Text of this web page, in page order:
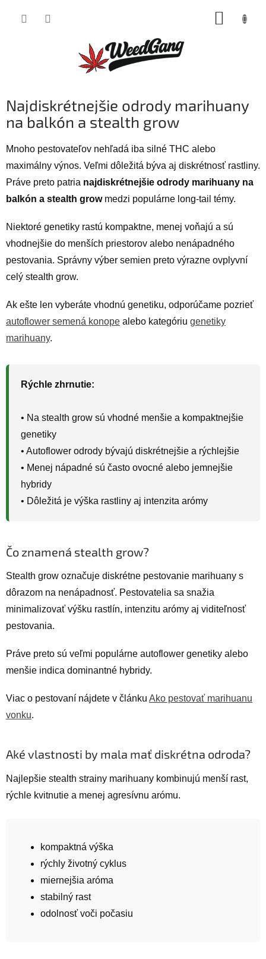
Najdiskrétnejšie odrody marihuany
na balkón a stealth grow
Mnoho pestovateľov nehľadá iba silné THC alebo
maximálny výnos. Veľmi dôležitá býva aj diskrétnosť rastliny.
Práve preto patria najdiskrétnejšie odrody marihuany na
balkón a stealth growmedzi populárne long-tail témy.
Niektoré genetiky rastú kompaktne, menej voňajú a sú
vhodnejšie do menších priestorov alebo nenápadného
pestovania. Správny výber semien preto výrazne ovplyvní
celý stealth grow.
Ak ešte len vyberáte vhodnú genetiku, odporúčame pozrieť
autoflower semená konope alebo kategóriu genetiky
marihuany.
Rýchle zhrnutie:
• Na stealth grow sú vhodné menšie a kompaktnejšie
genetiky
• Autoflower odrody bývajú diskrétnejšie a rýchlejšie
• Menej nápadné sú často ovocné alebo jemnejšie
hybridy
• Dôležitá je výška rastliny aj intenzita arómy
Čo znamená stealth grow?
Stealth grow označuje diskrétne pestovanie marihuany s
dôrazom na nenápadnosť. Pestovatelia sa snažia
minimalizovať výšku rastlín, intenzitu arómy aj viditeľnosť
pestovania.
Práve preto sú veľmi populárne autoflower genetiky alebo
menšie indica dominantné hybridy.
Viac o pestovaní nájdete v článku Ako pestovať marihuanu
vonku.
Aké vlastnosti by mala mať diskrétna odroda?
Najlepšie stealth strainy marihuany kombinujú menší rast,
rýchle kvitnutie a menej agresívnu arómu.
kompaktná výška
rýchly životný cyklus
miernejšia aróma
stabilný rast
odolnosť voči počasiu